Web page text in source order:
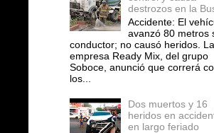
destrozos en la
Accidente: El
avanzó 80 metros
conductor; no causó heridos. La
empresa Ready Mix, del grupo
Soboce, anunció que correrá
los...
Dos muertos y 16
heridos en
en largo feriado